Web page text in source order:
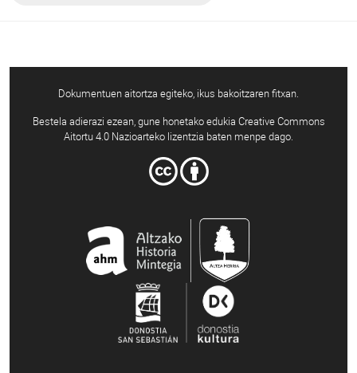
Dokumentuen aitortza egiteko, ikus bakoitzaren fitxan.
Bestela adierazi ezean, gune honetako edukia Creative Commons
Aitortu 4.0 Nazioarteko lizentzia baten menpe dago.